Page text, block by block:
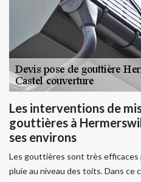
Les interventions de
gouttières à
ses environs
Les gouttières sont très efficaces
pluie au niveau des toits. Dans ce